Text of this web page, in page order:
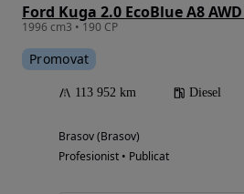
Ford Kuga 2.0 EcoBlue A8
1996 cm3 • 190 CP
Promovat
113 952 km Diesel
Brasov (Brasov)
Profesionist • Publicat